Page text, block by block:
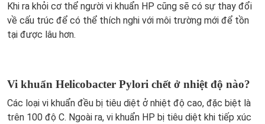
Khi ra khỏi cơ thể người vi khuẩn HP cũng sẽ có sự thay đổi
về cấu trúc để có thể thích nghi với môi trường mới để tồn
tại được lâu hơn.
Vi khuẩn Helicobacter Pylori chết ở nhiệt độ nào?
Các loại vi khuẩn đều bị tiêu diệt ở nhiệt độ cao, đặc biệt là
trên 100 độ C. Ngoài ra, vi khuẩn HP bị tiêu diệt khi tiếp xúc